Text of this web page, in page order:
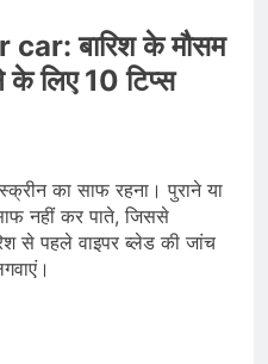
बारिश के मौसम
के लिए 10 टिप्स
का साफ रहना। पुराने या
नहीं कर पाते, जिससे
से पहले वाइपर ब्लेड की जांच